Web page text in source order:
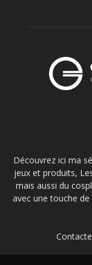
Découvrez ici ma
jeux et produits,
mais aussi du
avec une touche